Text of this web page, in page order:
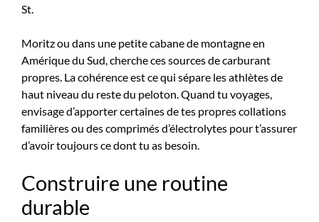
St.
Moritz ou dans une petite cabane de montagne en
Amérique du Sud, cherche ces sources de carburant
propres. La cohérence est ce qui sépare les athlètes de
haut niveau du reste du peloton. Quand tu voyages,
envisage d’apporter certaines de tes propres collations
familières ou des comprimés d’électrolytes pour t’assurer
d’avoir toujours ce dont tu as besoin.
Construire une routine
durable